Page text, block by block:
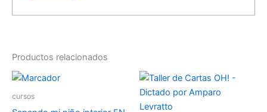
Productos relacionados
cursos